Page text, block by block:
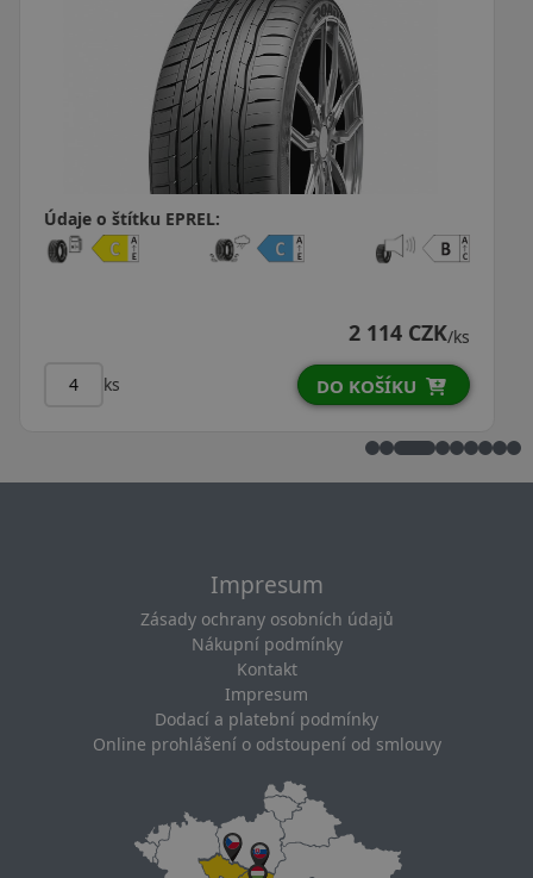
Údaje o štítku EPREL:
2 548
DO KOŠÍKU
Impresum
Zásady ochrany osobních údajů
Nákupní podmínky
Kontakt
Impresum
Dodací a platební podmínky
Online prohlášení o odstoupení od smlouvy